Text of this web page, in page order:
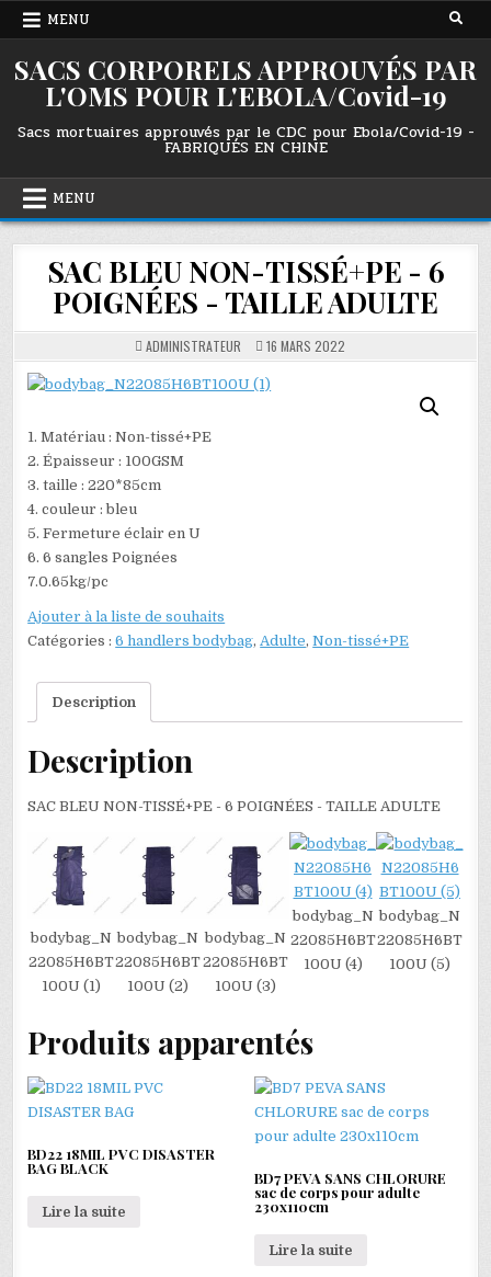
Skip
MENU
SACS CORPORELS APPROUVÉS PAR
L'OMS POUR L'EBOLA/Covid-19
Sacs mortuaires approuvés par le CDC pour Ebola/Covid-19 -
FABRIQUÉS EN CHINE
MENU
SAC BLEU NON-TISSÉ+PE - 6
POIGNÉES - TAILLE ADULTE
ADMINISTRATEUR 16 MARS 2022
1. Matériau : Non-tissé+PE
2. Épaisseur : 100GSM
3. taille : 220*85cm
4. couleur : bleu
5. Fermeture éclair en U
6. 6 sangles Poignées
7.0.65kg/pc
Ajouter à la liste de souhaits
Catégories :6 handlers bodybag,Adulte,Non-tissé+PE
Description
Description
SAC BLEU NON-TISSÉ+PE - 6 POIGNÉES - TAILLE ADULTE
bodybag_N
22085H6BT
100U (1)
bodybag_N
22085H6BT
100U (2)
bodybag_N
22085H6BT
100U (3)
bodybag_N
22085H6BT
100U (4)
bodybag_N
22085H6BT
100U (5)
Produits apparentés
BD22 18MIL PVC DISASTER
BAG BLACK
Lire la suite
BD7 PEVA SANS CHLORURE
sac de corps pour adulte
230x110cm
Lire la suite